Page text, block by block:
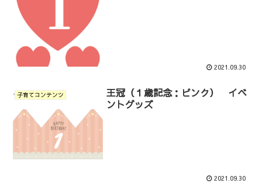
2021.09.30
子育てコンテンツ
王冠（１歳記念：ピンク） イベ
ントグッズ
2021.09.30